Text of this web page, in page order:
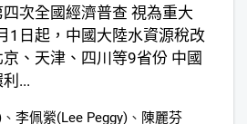
次全國經濟普查 視為重大
1日起，中國大陸水資源稅改
、天津、四川等9省份 中國
...
、 李佩縈(Lee Peggy) 、 陳麗芬